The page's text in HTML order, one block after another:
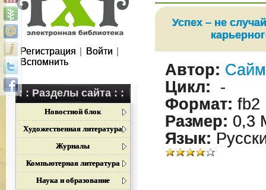
Регистрация Войти
Вспомнить
: : Разделы сайта : :
Новостной блок
Художественная литература
Журналы
Компьютерная литература
Наука и образование
Успех – не
Автор:
Цикл: -
Формат: fb2
Размер: 0,3
Язык: